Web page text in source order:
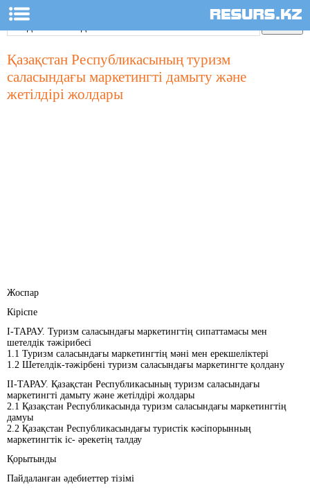
Қазақстан Республикасының туризм
саласындағы маркетингті дамыту және
жетілдірі жолдары
Жоспар
Кіріспе
І-ТАРАУ. Туризм саласындағы маркетингтің сипаттамасы мен
шетелдік тәжірибесі
1.1 Туризм саласындағы маркетингтің мәні мен ерекшеліктері
1.2 Шетелдік-тәжірбені туризм саласындағы маркетингте қолдану
ІІ-ТАРАУ. Қазақстан Республикасының туризм саласындағы
маркетингті дамыту және жетілдірі жолдары
2.1 Қазақстан Республикасында туризм саласындағы маркетингтің
дамуы
2.2 Қазақстан Республикасындағы туристік кәсіпорынның
маркетингтік іс- әрекетің талдау
Қорытынды
Пайдаланған әдебиеттер тізімі